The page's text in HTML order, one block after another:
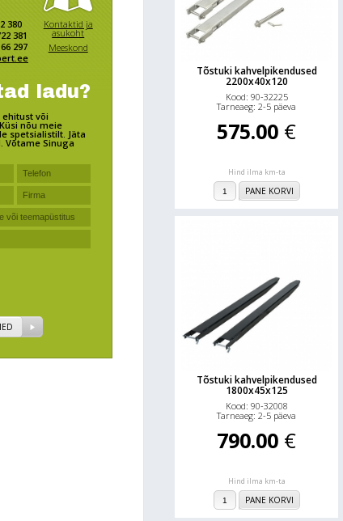
380
381
297
Kontaktid ja
asukoht
Meeskond
ladu?
või
nõu meie
spetsialistilt. Jäta
Võtame Sinuga
Tõstuki kahvelpikendused
2200x40x120
Kood: 90-32225
Tarneaeg: 2-5 päeva
575.00 €
Hind ilma km-ta
PANE KORVI
Tõstuki kahvelpikendused
1800x45x125
Kood: 90-32008
Tarneaeg: 2-5 päeva
790.00 €
Hind ilma km-ta
PANE KORVI